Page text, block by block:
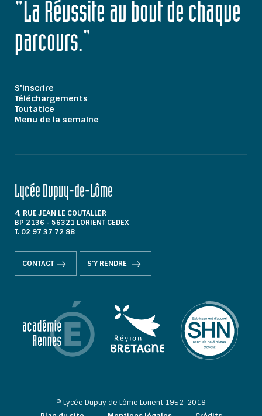
"La Réussite au bout de chaque
parcours."
S'inscrire
Téléchargements
Toutatice
Menu de la semaine
Lycée Dupuy-de-Lôme
4, RUE JEAN LE COUTALLER
BP 2136 - 56321 LORIENT CEDEX
T. 02 97 37 72 88
CONTACT S'Y RENDRE
© Lycée Dupuy de Lôme Lorient 1952-2019